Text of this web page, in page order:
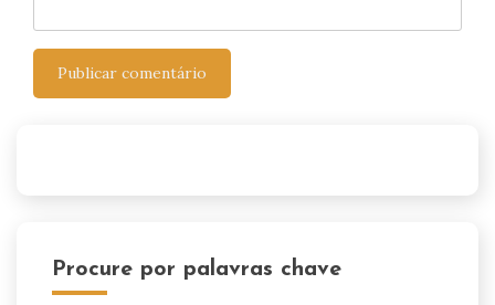
Procure por palavras chave